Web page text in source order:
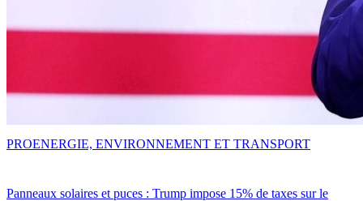
Panneaux solaires et puces : Trump impose 15% de taxes sur le
PROENERGIE, ENVIRONNEMENT ET TRANSPORT